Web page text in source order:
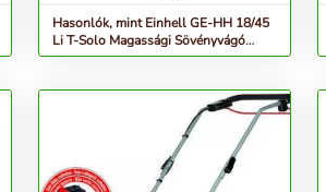
Hasonlók, mint Einhell GE-HH 18/45
Li T-Solo Magassági Sövényvágó
(Akku és töltő...